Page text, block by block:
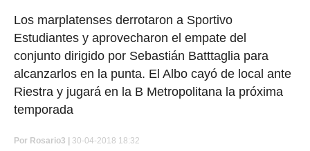
Los marplatenses derrotaron a Sportivo
Estudiantes y aprovecharon el empate del
conjunto dirigido por Sebastián Batttaglia para
alcanzarlos en la punta. El Albo cayó de local ante
Riestra y jugará en la B Metropolitana la próxima
temporada
Por Rosario3 | 30-04-2018 18:32